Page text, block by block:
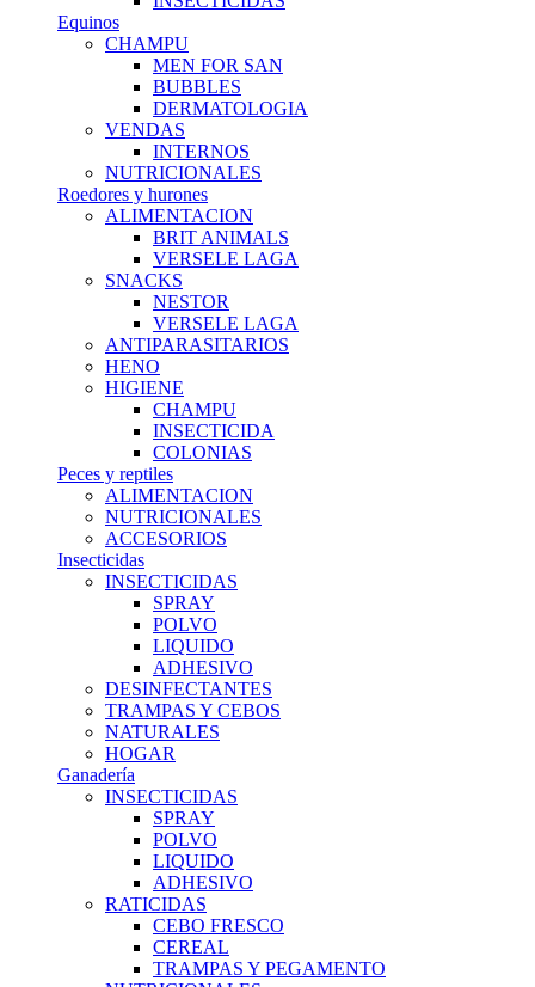
Equinos
CHAMPU
MEN FOR SAN
BUBBLES
DERMATOLOGIA
VENDAS
INTERNOS
NUTRICIONALES
Roedores y hurones
ALIMENTACION
BRIT ANIMALS
VERSELE LAGA
SNACKS
NESTOR
VERSELE LAGA
ANTIPARASITARIOS
HENO
HIGIENE
CHAMPU
INSECTICIDA
COLONIAS
Peces y reptiles
ALIMENTACION
NUTRICIONALES
ACCESORIOS
Insecticidas
INSECTICIDAS
SPRAY
POLVO
LIQUIDO
ADHESIVO
DESINFECTANTES
TRAMPAS Y CEBOS
NATURALES
HOGAR
Ganadería
INSECTICIDAS
SPRAY
POLVO
LIQUIDO
ADHESIVO
RATICIDAS
CEBO FRESCO
CEREAL
TRAMPAS Y PEGAMENTO